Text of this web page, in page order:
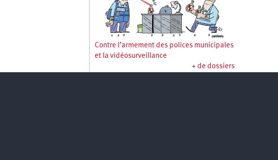
Contre l’armement des polices municipales
et la vidéosurveillance
+ de dossiers